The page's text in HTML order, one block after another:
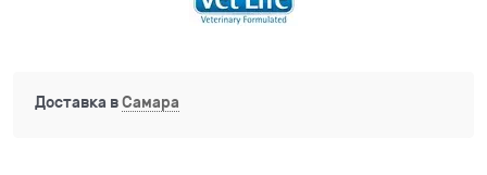
Доставка вСамара